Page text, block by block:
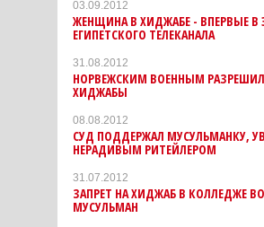
03.09.2012
ЖЕНЩИНА В ХИДЖАБЕ - ВПЕРВЫЕ В
ЕГИПЕТСКОГО ТЕЛЕКАНАЛА
31.08.2012
НОРВЕЖСКИМ ВОЕННЫМ
ХИДЖАБЫ
08.08.2012
СУД ПОДДЕРЖАЛ МУСУЛЬМАНКУ,
НЕРАДИВЫМ РИТЕЙЛЕРОМ
31.07.2012
ЗАПРЕТ НА ХИДЖАБ В КОЛЛЕДЖЕ
МУСУЛЬМАН